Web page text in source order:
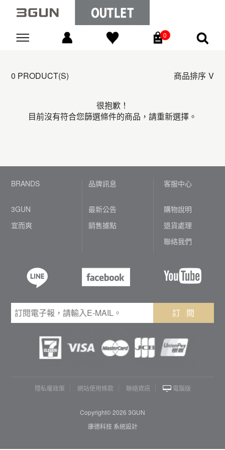
0
0 PRODUCT(S) 商品排序
很抱歉！
目前沒有符合您篩選條件的商品，請重新選擇。
BRANDS
3GUN
宜而爽
品牌訊息
最新公告
銷售據點
客服中心
購物說明
退貨處理
聯絡我們
訂 閱
隱私權政策 網站使用條款 聯絡資訊 電腦版
Copyright© 2026 3GUN
康德科技 系統設計